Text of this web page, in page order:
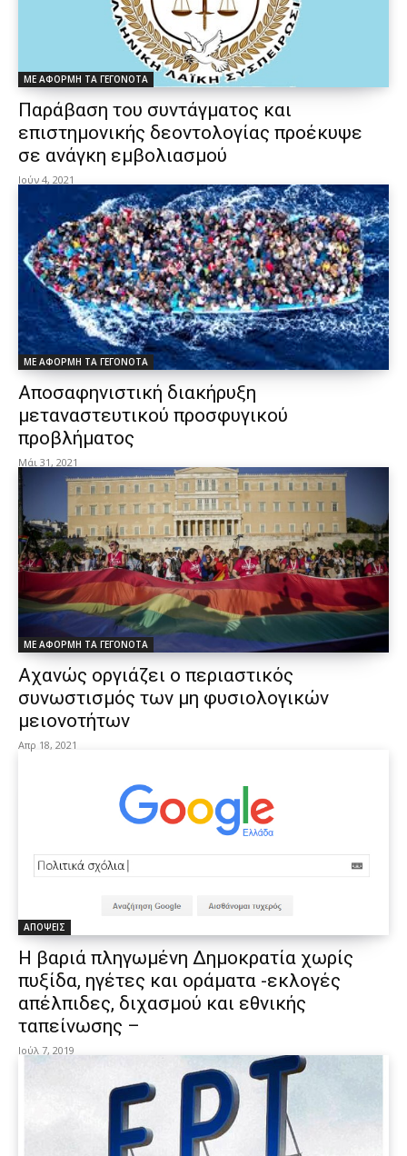
ΜΕ ΑΦΟΡΜΗ ΤΑ ΓΕΓΟΝΟΤΑ
Παράβαση του συντάγματος και
επιστημονικής δεοντολογίας προέκυψε
σε ανάγκη εμβολιασμού
Ιούν 4, 2021
ΜΕ ΑΦΟΡΜΗ ΤΑ ΓΕΓΟΝΟΤΑ
Αποσαφηνιστική διακήρυξη
μεταναστευτικού προσφυγικού
προβλήματος
Μάι 31, 2021
ΜΕ ΑΦΟΡΜΗ ΤΑ ΓΕΓΟΝΟΤΑ
Αχανώς οργιάζει ο περιαστικός
συνωστισμός των μη φυσιολογικών
μειονοτήτων
Απρ 18, 2021
ΑΠΟΨΕΙΣ
Η βαριά πληγωμένη Δημοκρατία χωρίς
πυξίδα, ηγέτες και οράματα -εκλογές
απέλπιδες, διχασμού και εθνικής
ταπείνωσης –
Ιούλ 7, 2019